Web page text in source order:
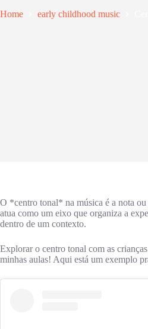
Home early childhood music
O *centro tonal* na música é a nota
atua como um eixo que organiza a
dentro de um contexto.
Explorar o centro tonal com as
minhas aulas! Aqui está um exemplo